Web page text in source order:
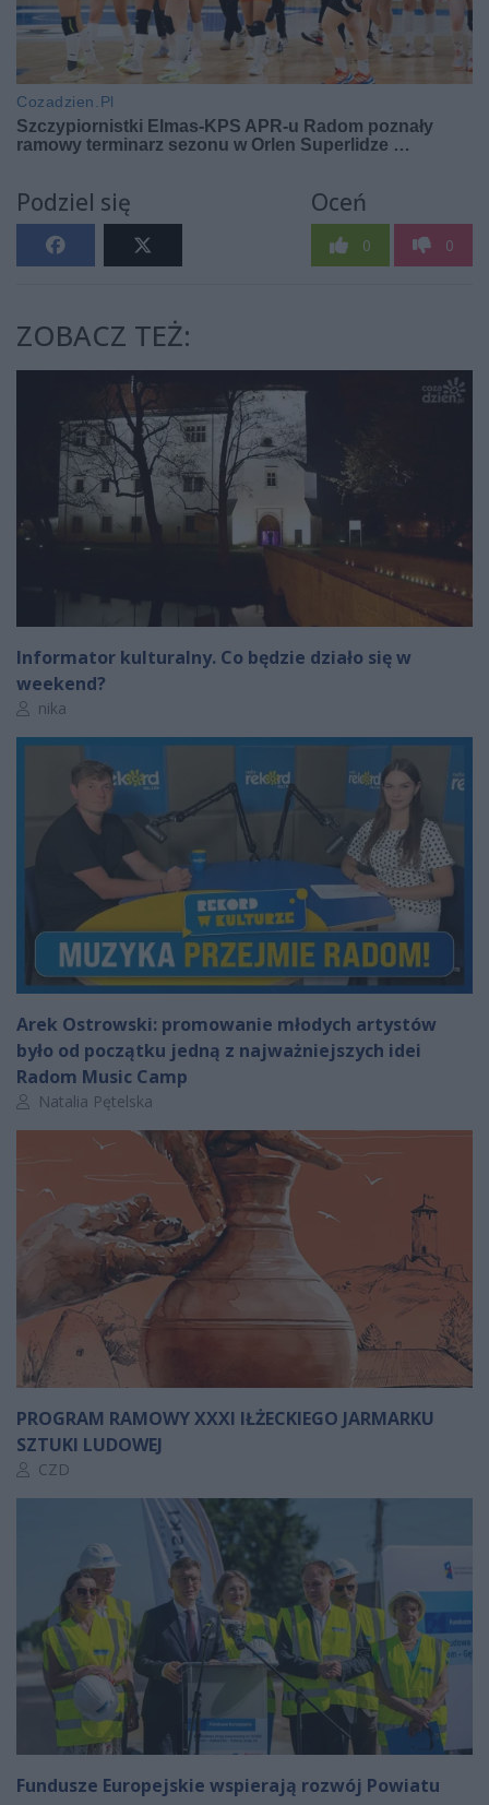
Podziel się Oceń
0 0
ZOBACZ TEŻ:
Informator kulturalny. Co będzie działo się w
weekend?
Autor artykułu:
nika
Arek Ostrowski: promowanie młodych artystów
było od początku jedną z najważniejszych idei
Radom Music Camp
Autor artykułu:
Natalia Pętelska
PROGRAM RAMOWY XXXI IŁŻECKIEGO JARMARKU
SZTUKI LUDOWEJ
Autor artykułu:
CZD
Fundusze Europejskie wspierają rozwój Powiatu